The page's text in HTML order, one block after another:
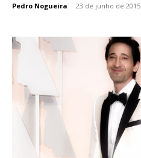
Pedro Nogueira - 23 de junho de 2015